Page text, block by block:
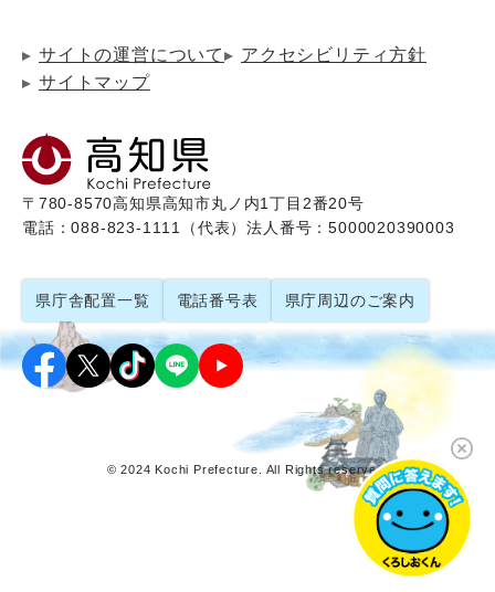
サイトの運営について
アクセシビリティ方針
サイトマップ
〒780-8570高知県高知市丸ノ内1丁目2番20号
電話：088-823-1111（代表）法人番号：5000020390003
県庁舎配置一覧 電話番号表 県庁周辺のご案内
© 2024 Kochi Prefecture. All Rights reserved.